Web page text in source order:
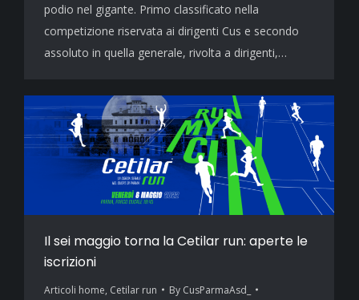
podio nel gigante. Primo classificato nella
competizione riservata ai dirigenti Cus e secondo
assoluto in quella generale, rivolta a dirigenti,…
Il sei maggio torna la Cetilar run: aperte le
iscrizioni
Articoli home, Cetilar run By CusParmaAsd_